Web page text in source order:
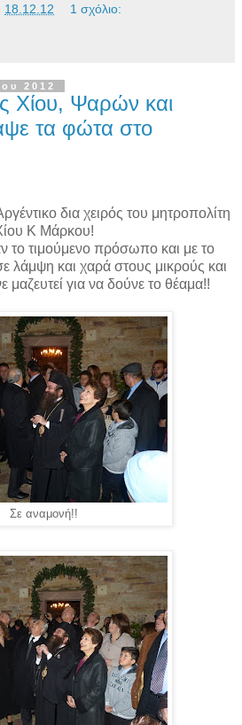
18.12.12 1 σχόλιο:
2012
Χίου, Ψαρών και
τα φώτα στο
δια χειρός του μητροπολίτη
Κ Μάρκου!
το τιμούμενο πρόσωπο και με το
λάμψη και χαρά στους μικρούς και
μαζευτεί για να δούνε το θέαμα!!
Σε αναμονή!!